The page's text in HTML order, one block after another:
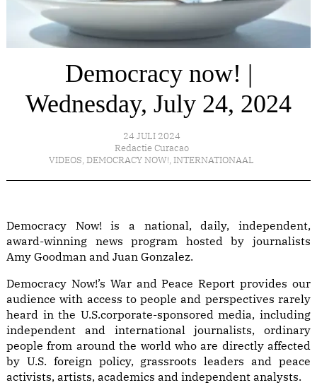
Democracy now! |
Wednesday, July 24, 2024
24 JULI 2024
Redactie Curacao
VIDEOS, DEMOCRACY NOW!, INTERNATIONAAL
Democracy Now! is a national, daily, independent,
award-winning news program hosted by journalists
Amy Goodman and Juan Gonzalez.
Democracy Now!’s War and Peace Report provides our
audience with access to people and perspectives rarely
heard in the U.S.corporate-sponsored media, including
independent and international journalists, ordinary
people from around the world who are directly affected
by U.S. foreign policy, grassroots leaders and peace
activists, artists, academics and independent analysts.